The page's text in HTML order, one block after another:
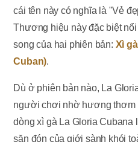
cái tên này có nghĩa là "Vẻ
Thương hiệu này đặc biệt
song của hai phiên bản: Xì
Cuban).
Dù ở phiên bản nào, La
người chơi nhờ hương thơm
dòng xì gà La Gloria Cubana
săn đón của giới sành khói